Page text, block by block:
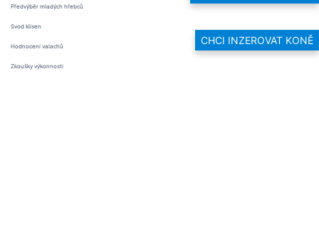
CHCI INZEROVAT KONĚ
Předvýběr mladých hřebců
Svod klisen
Hodnocení valachů
Zkoušky výkonnosti